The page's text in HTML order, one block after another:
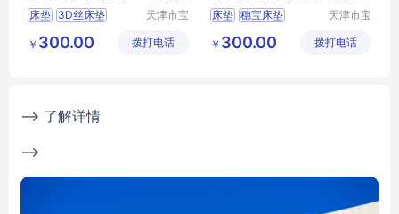
床垫 3D丝床垫
席梦思弹簧垫
天津市宝
裕轩床垫
￥ 300.00 拨打电话
床垫 穗宝床垫
席梦思弹簧垫
天津市宝
裕轩床垫
￥ 300.00 拨打电话
--> 了解详情
-->